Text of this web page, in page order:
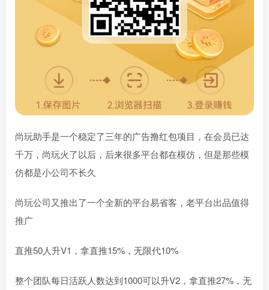
尚玩助手是一个稳定了三年的广告撸红包项目，在会员已达
千万，尚玩火了以后，后来很多平台都在模仿，但是那些模
仿都是小公司不长久
尚玩公司又推出了一个全新的平台易省客，老平台出品值得
推广
直推50人升V1，拿直推15%，无限代10%
整个团队每日活跃人数达到1000可以升V2，拿直推27%，无